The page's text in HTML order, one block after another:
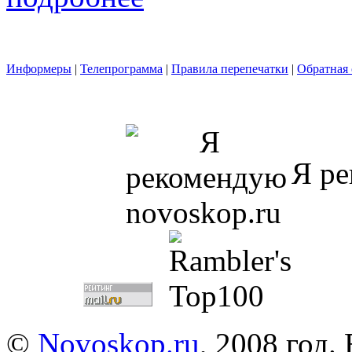
Информеры | Телепрограмма | Правила перепечатки | Обратная
Я
© Novoskop.ru, 2008